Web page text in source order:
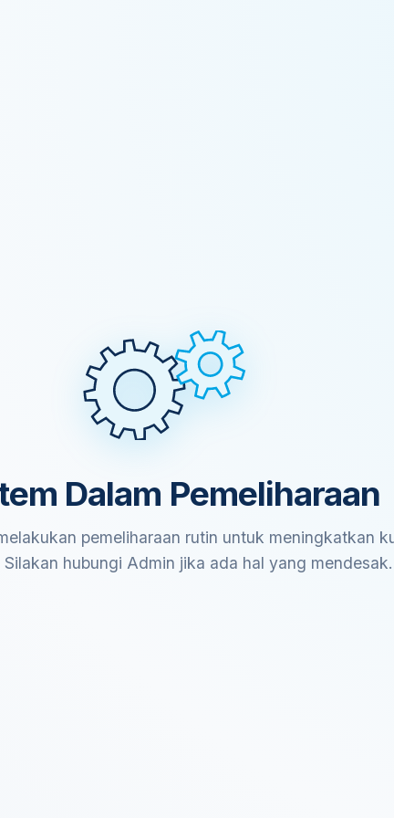
Dalam Pemeliharaan
pemeliharaan rutin untuk meningkatkan
Silakan hubungi Admin jika ada hal yang mendesak.